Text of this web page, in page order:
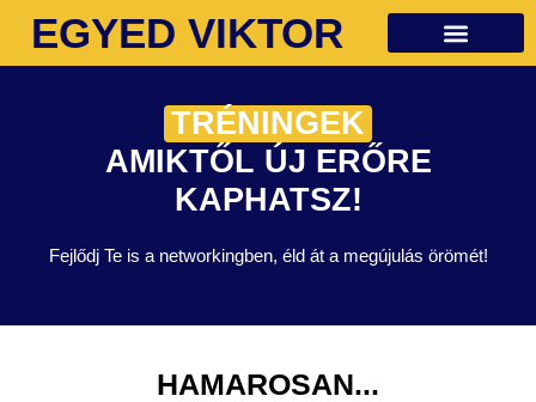
EGYED VIKTOR
TRÉNINGEK
AMIKTŐL ÚJ ERŐRE
KAPHATSZ!
Fejlődj Te is a networkingben, éld át a megújulás örömét!
HAMAROSAN...